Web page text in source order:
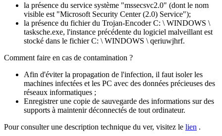
la présence du service système "mssecsvc2.0" (dont le nom
visible est "Microsoft Security Center (2.0) Service");
la présence du fichier du Trojan-Encoder C: \ WINDOWS \
tasksche.exe, l'instance précédente du logiciel malveillant est
stocké dans le fichier C: \ WINDOWS \ qeriuwjhrf.
Comment faire en cas de contamination ?
Afin d'éviter la propagation de l'infection, il faut isoler les
machines infectées et les PC avec des données précieuses des
réseaux informatiques ;
Enregistrer une copie de sauvegarde des informations sur des
supports à maintenir déconnectés de tout ordinateur.
Pour consulter une description technique du ver, visitez le lien .